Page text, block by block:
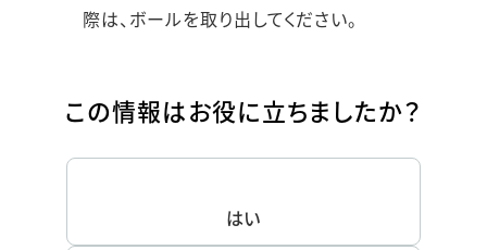
際は、ボールを取り出してください。
この情報はお役に立ちましたか？
はい